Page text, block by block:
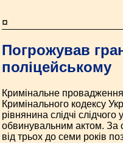
¤
Погрожував
поліцейському
Кримінальне
Кримінального кодексу
рівнянина слідчі
обвинувальним актом. За
від трьох до семи років